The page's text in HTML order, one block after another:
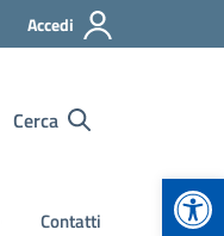
Accedi
Cerca
Contatti